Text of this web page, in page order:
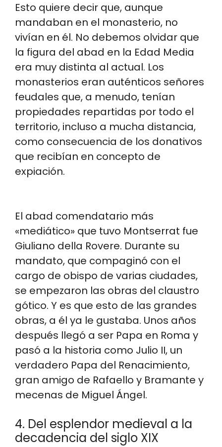
Esto quiere decir que, aunque
mandaban en el monasterio, no
vivían en él. No debemos olvidar que
la figura del abad en la Edad Media
era muy distinta al actual. Los
monasterios eran auténticos señores
feudales que, a menudo, tenían
propiedades repartidas por todo el
territorio, incluso a mucha distancia,
como consecuencia de los donativos
que recibían en concepto de
expiación.
El abad comendatario más
«mediático» que tuvo Montserrat fue
Giuliano della Rovere. Durante su
mandato, que compaginó con el
cargo de obispo de varias ciudades,
se empezaron las obras del claustro
gótico. Y es que esto de las grandes
obras, a él ya le gustaba. Unos años
después llegó a ser Papa en Roma y
pasó a la historia como Julio II, un
verdadero Papa del Renacimiento,
gran amigo de Rafaello y Bramante y
mecenas de Miguel Ángel.
4. Del esplendor medieval a la
decadencia del siglo XIX